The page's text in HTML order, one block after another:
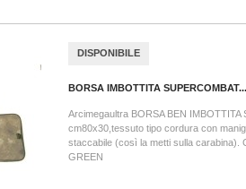
DISPONIBILE
BORSA IMBOTTITA SUPERCOMBAT...
Arcimegaultra BORSA BEN IMBOTTITA
cm80x30,tessuto tipo cordura con
staccabile (così la metti sulla carabina).
GREEN